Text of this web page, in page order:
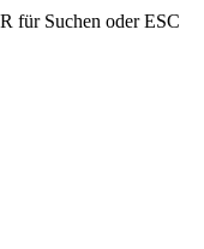
für Suchen oder ESC